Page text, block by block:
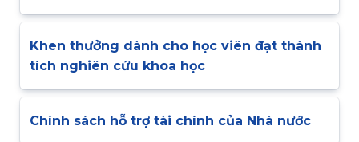
Khen thưởng dành cho học viên đạt thành
tích nghiên cứu khoa học
Chính sách hỗ trợ tài chính của Nhà nước